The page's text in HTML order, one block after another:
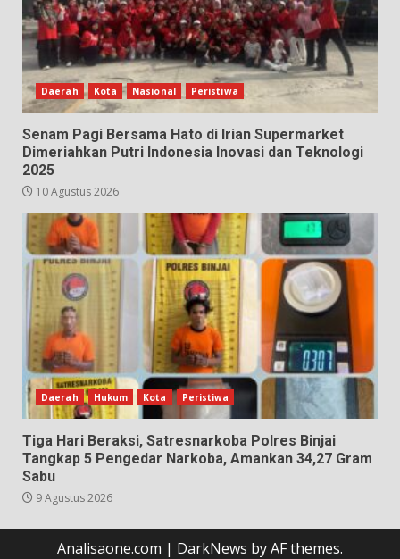
Daerah Kota Nasional Peristiwa
Senam Pagi Bersama Hato di Irian Supermarket
Dimeriahkan Putri Indonesia Inovasi dan Teknologi
2025
10 Agustus 2026
Daerah Hukum Kota Peristiwa
Tiga Hari Beraksi, Satresnarkoba Polres Binjai
Tangkap 5 Pengedar Narkoba, Amankan 34,27 Gram
Sabu
9 Agustus 2026
Analisaone.com | DarkNews by AF themes.